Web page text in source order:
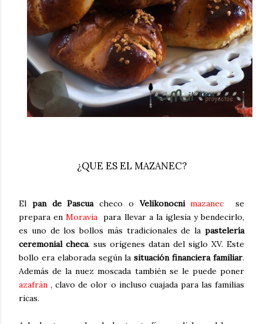
¿QUE ES EL MAZANEC?
El pan de Pascuacheco o Velikonocni mazanec
se
prepara enMoravia para llevar a la iglesia y bendecirlo,
es uno de los bollos más tradicionales de la pastelería
ceremonial checa. sus orígenes datan del siglo XV. Este
bollo era elaborada según lasituación financiera familiar.
Además de la nuez moscada también se le puede poner
azafrán , clavo de olor o incluso cuajada para las familias
ricas.